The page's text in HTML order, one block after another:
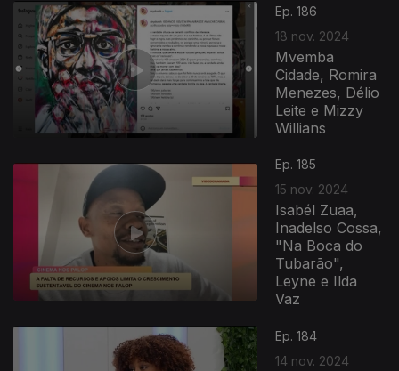
Ep. 186
18 nov. 2024
Mvemba
Cidade, Romira
Menezes, Délio
Leite e Mizzy
Willians
Ep. 185
15 nov. 2024
Isabél Zuaa,
Inadelso Cossa,
"Na Boca do
Tubarão",
Leyne e Ilda
Vaz
Ep. 184
14 nov. 2024